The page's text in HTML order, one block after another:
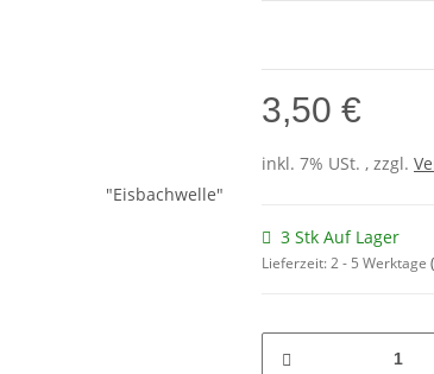
3,50 €
inkl. 7% USt. , zzgl.
3 Stk Auf Lager
Lieferzeit:2 - 5 Werktage